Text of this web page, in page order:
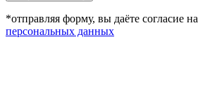
*отправляя форму, вы даёте согласие на
персональных данных